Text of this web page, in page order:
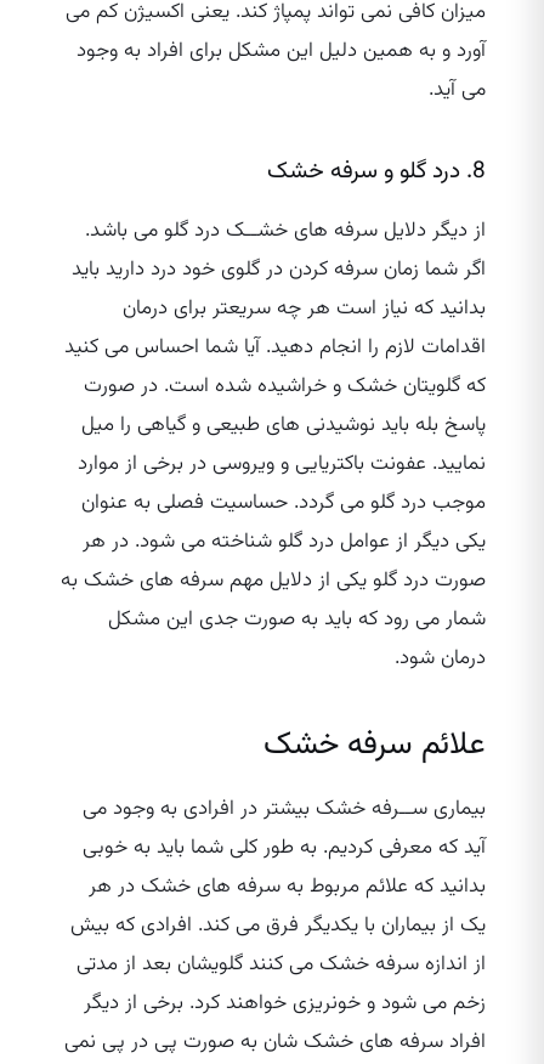
میزان کافی نمی تواند پمپاژ کند. یعنی اکسیژن کم می
آورد و به همین دلیل این مشکل برای افراد به وجود
می آید.
8. درد گلو و سرفه خشک
از دیگر دلایل سرفه های خشــک درد گلو می‌ باشد.
اگر شما زمان سرفه کردن در گلوی خود درد دارید باید
بدانید که نیاز است هر چه سریعتر برای درمان
اقدامات لازم را انجام دهید. آیا شما احساس می‌ کنید
که گلویتان خشک و خراشیده شده است. در صورت
پاسخ بله باید نوشیدنی های طبیعی و گیاهی را میل
نمایید. عفونت باکتریایی و ویروسی در برخی از موارد
موجب درد گلو می گردد. حساسیت فصلی به عنوان
یکی دیگر از عوامل درد گلو شناخته می شود. در هر
صورت درد گلو یکی از دلایل مهم سرفه های خشک به
شمار می رود که باید به صورت جدی این مشکل
درمان شود.
علائم سرفه خشک
بیماری ســرفه خشک بیشتر در افرادی به وجود می
‌آید که معرفی کردیم. به طور کلی شما باید به خوبی
بدانید که علائم مربوط به سرفه های خشک در هر
یک از بیماران با یکدیگر فرق می کند. افرادی که بیش
از اندازه سرفه خشک می ‌کنند گلویشان بعد از مدتی
زخم می شود و خونریزی خواهند کرد. برخی از دیگر
افراد سرفه های خشک شان به صورت پی‌ در پی نمی